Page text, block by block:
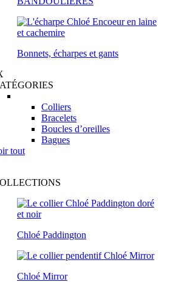
Bonnets, écharpes et gants
Colliers
Bracelets
Boucles d’oreilles
Bagues
tout
Chloé Paddington
Chloé Mirror